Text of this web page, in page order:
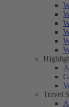
Travel